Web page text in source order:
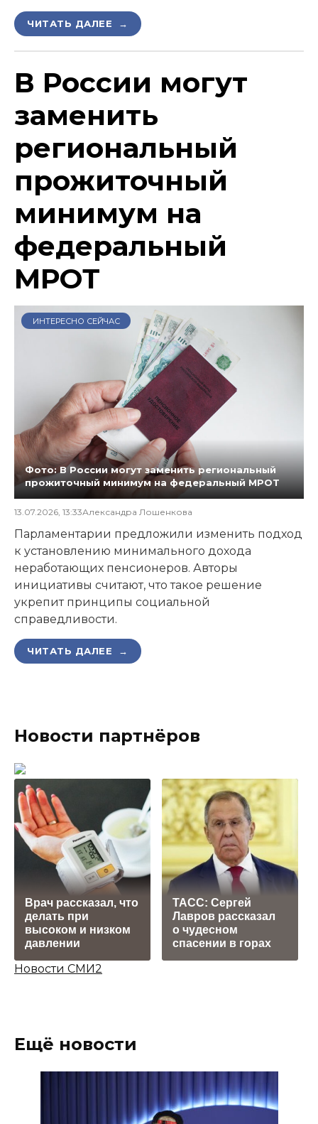
ЧИТАТЬ ДАЛЕЕ →
В России могут
заменить
региональный
прожиточный
минимум на
федеральный
МРОТ
ИНТЕРЕСНО СЕЙЧАС
Фото: В России могут заменить региональный
прожиточный минимум на федеральный МРОТ
13.07.2026, 13:33Александра Лошенкова
Парламентарии предложили изменить подход
к установлению минимального дохода
неработающих пенсионеров. Авторы
инициативы считают, что такое решение
укрепит принципы социальной
справедливости.
ЧИТАТЬ ДАЛЕЕ →
Новости партнёров
Врач рассказал, что
делать при
высоком и низком
давлении
ТАСС: Сергей
Лавров рассказал
о чудесном
спасении в горах
Новости СМИ2
Ещё новости